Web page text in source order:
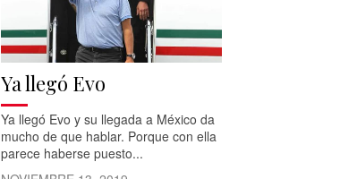
Ya llegó Evo
Ya llegó Evo y su llegada a México da
mucho de que hablar. Porque con ella
parece haberse puesto...